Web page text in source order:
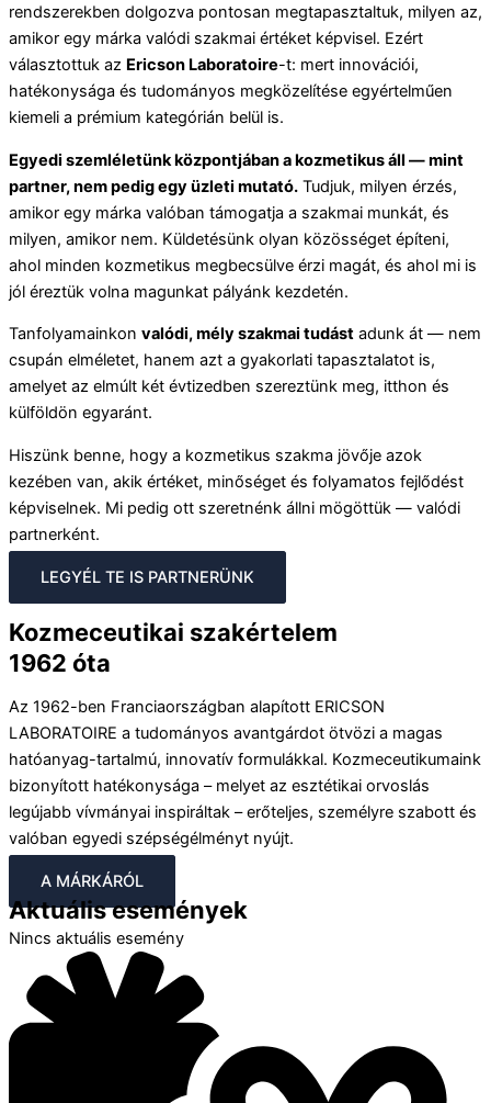
rendszerekben dolgozva pontosan megtapasztaltuk, milyen az,
amikor egy márka valódi szakmai értéket képvisel. Ezért
választottuk az Ericson Laboratoire-t: mert innovációi,
hatékonysága és tudományos megközelítése egyértelműen
kiemeli a prémium kategórián belül is.
Egyedi szemléletünk központjában a kozmetikus áll — mint
partner, nem pedig egy üzleti mutató. Tudjuk, milyen érzés,
amikor egy márka valóban támogatja a szakmai munkát, és
milyen, amikor nem. Küldetésünk olyan közösséget építeni,
ahol minden kozmetikus megbecsülve érzi magát, és ahol mi is
jól éreztük volna magunkat pályánk kezdetén.
Tanfolyamainkon valódi, mély szakmai tudást adunk át — nem
csupán elméletet, hanem azt a gyakorlati tapasztalatot is,
amelyet az elmúlt két évtizedben szereztünk meg, itthon és
külföldön egyaránt.
Hiszünk benne, hogy a kozmetikus szakma jövője azok
kezében van, akik értéket, minőséget és folyamatos fejlődést
képviselnek. Mi pedig ott szeretnénk állni mögöttük — valódi
partnerként.
LEGYÉL TE IS PARTNERÜNK
Kozmeceutikai szakértelem
1962 óta
Az 1962-ben Franciaországban alapított ERICSON
LABORATOIRE a tudományos avantgárdot ötvözi a magas
hatóanyag-tartalmú, innovatív formulákkal. Kozmeceutikumaink
bizonyított hatékonysága – melyet az esztétikai orvoslás
legújabb vívmányai inspiráltak – erőteljes, személyre szabott és
valóban egyedi szépségélményt nyújt.
A MÁRKÁRÓL
Aktuális események
Nincs aktuális esemény